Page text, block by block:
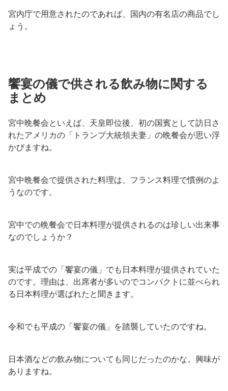
宮内庁で用意されたのであれば、国内の有名店の商品でし
ょう。
饗宴の儀で供される飲み物に関する
まとめ
宮中晩餐会といえば、天皇即位後、初の国賓として訪日さ
れたアメリカの「 トランプ大統領夫妻 」の晩餐会が思い浮
かびますね。
宮中晩餐会で提供された料理は、 フランス料理で慣例のよ
うなのです。
宮中での晩餐会で日本料理が提供されるのは珍しい出来事
なのでしょうか？
実は平成での「饗宴の儀」 でも日本料理が提供されていた
のです。理由は、出席者が多いのでコンパクトに並べられ
る日本料理が選ばれたと聞きます。
令和でも平成の「饗宴の儀 」を踏襲していたのですね。
日本酒などの飲み物についても同じだったのかな。興味が
ありますね。